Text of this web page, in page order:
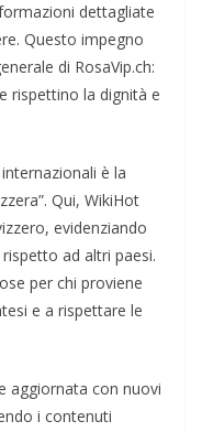
dettagliate
Questo impegno
di RosaVip.ch:
rispettino la dignità e
è la
Qui, WikiHot
evidenziando
ad altri paesi.
per chi proviene
e a rispettare le
aggiornata con nuovi
i contenuti